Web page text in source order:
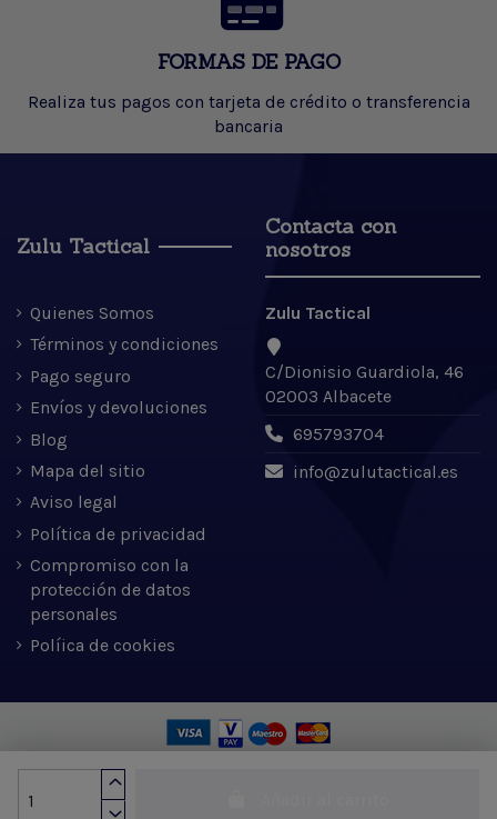
FORMAS DE PAGO
Realiza tus pagos con tarjeta de crédito o transferencia
bancaria
Zulu Tactical
Quienes Somos
Términos y condiciones
Pago seguro
Envíos y devoluciones
Blog
Mapa del sitio
Aviso legal
Política de privacidad
Compromiso con la
protección de datos
personales
Políica de cookies
Contacta con
nosotros
Zulu Tactical
C/Dionisio Guardiola, 46
02003 Albacete
695793704
info@zulutactical.es
Zulu Tactical S.L. © 2022 | Desarrollado por Expertic